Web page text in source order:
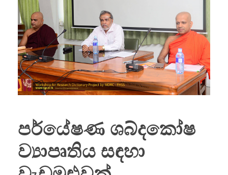
පර්යේෂණ ශබ්දකෝෂ
ව්‍යාපෘතිය සඳහා